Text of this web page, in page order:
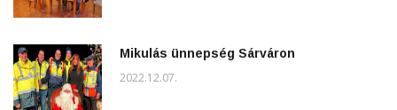
Mikulás ünnepség Sárváron
2022.12.07.